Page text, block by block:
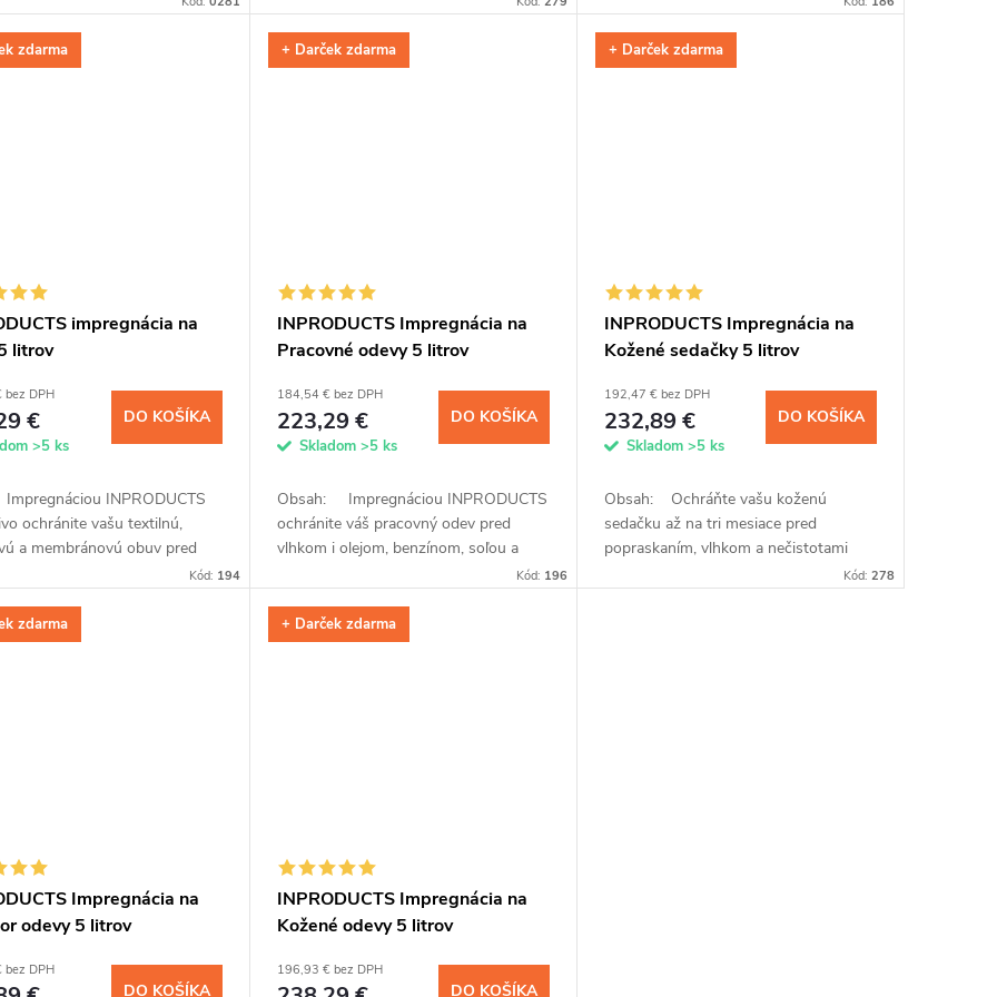
tri...
zdarma
impregnácia na
litrov
DPH
€
>5 ks
DO KOŠÍKA
INPRODUCTS
ochránite vašu textilnú,
a membránovú obuv pred
a znečistením. Kremíková
Kód: 194
+ Darček zdarma
INPRODUCTS Impregnácia na
Pracovné odevy 5 litrov
184,54 € bez DPH
223,29 €
Skladom >5 ks
DO KOŠÍKA
Obsah: Impregnáciou INPRODUCTS
ochránite váš pracovný odev pred
vlhkom i olejom, benzínom, soľou a
ďalšími chemickými látkami až na triKód: 196
+ Darček zdarma
INPRODUCTS Impregnácia na
Kožené sedačky 5 litrov
192,47 € bez DPH
232,89 €
Skladom >5 ks
DO KOŠÍKA
Obsah: Ochráňte vašu koženú
sedačku až na tri mesiace pred
popraskaním, vlhkom a nečistotami
Kód: 278
zdarma
Impregnácia na
odevy 5 litrov
DPH
DO KOŠÍKA
+ Darček zdarma
INPRODUCTS Impregnácia na
Kožené odevy 5 litrov
196,93 € bez DPH
DO KOŠÍKA